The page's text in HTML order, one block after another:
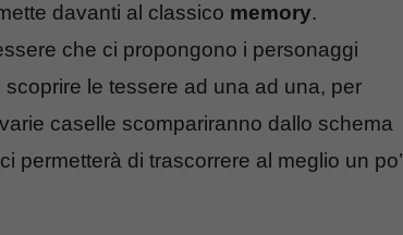
davanti al classico memory.
che ci propongono i personaggi
le tessere ad una ad una, per
caselle scompariranno dallo schema
permetterà di trascorrere al meglio un po’